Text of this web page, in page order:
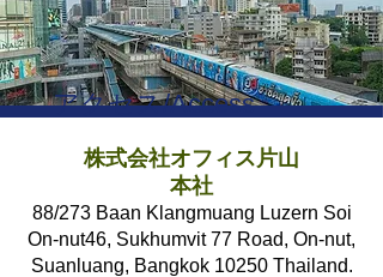
アクセス/Access
株式会社オフィス片山
本社
88/273 Baan Klangmuang Luzern Soi
On-nut46, Sukhumvit 77 Road, On-nut,
Suanluang, Bangkok 10250 Thailand.